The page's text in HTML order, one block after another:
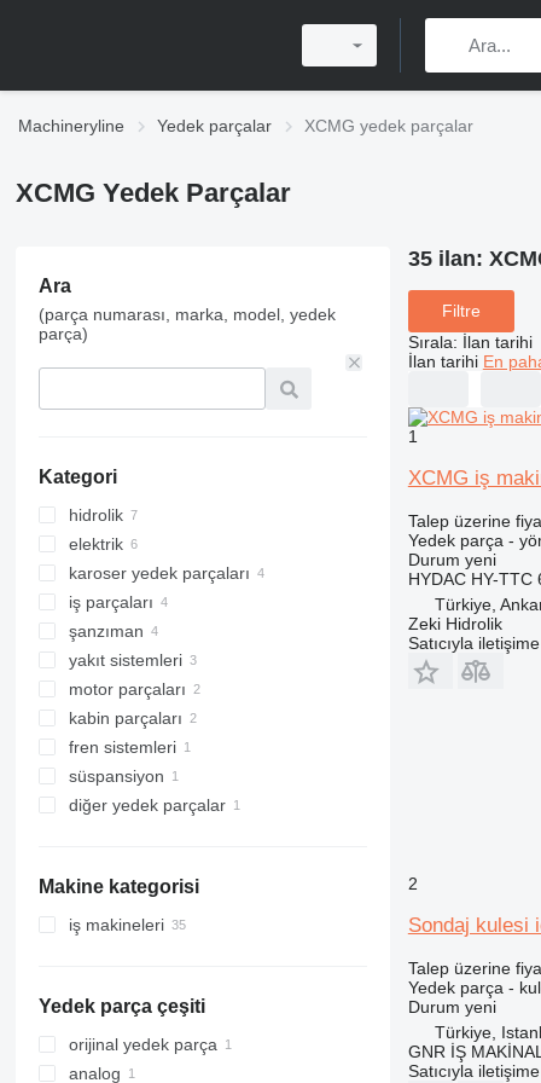
Machineryline Yedek parçalar XCMG yedek parçalar
XCMG Yedek Parçalar
Ara
(parça numarası, marka, model, yedek
parça)
Kategori
hidrolik
hidrolik pompalar
joysticks kumandali
hidrolik dağıtıcılar
hidrolik filtreler
elektrik
yönetim blokları
monitörler
gösterge panelleri
süspansiyon uzaktan kumandaları
elektronik kartları
karoser yedek parçaları
bomlar
döner yataklar
kule dönüş motorları
iş parçaları
kepçe tırnakları
yıldız dişlileri
diğer çalışan parçalar
şanzıman
diferansiyeller
redüktörler
ön akslar
diğer şanzıman yedek parçaları
yakıt sistemleri
yakıt pompaları
yüksek basınçlı yakıt pompası
motor parçaları
motorlar
yağ filtreleri
kabin parçaları
dikiz aynalar
kaputlar
fren sistemleri
ayak fren valfleri
süspansiyon
balans milleri
diğer yedek parçalar
Makine kategorisi
iş makineleri
arazi vinçleri
mobil vinçler
sondaj makineleri
sondaj kuleleri
yol yapım makineleri
asfalt finişerleri
inşaat yükleyiciler
Yedek parça çeşiti
orijinal yedek parça
analog
35 ilan:
Filtre
Sırala: İlan tarihi
İlan tarihi En
1
XCMG iş
Talep üzerine
Yedek parça -
Durum yeni
HYDAC HY-
Türkiye,
Zeki Hidrolik
Satıcıyla
2
Sondaj kulesi
Talep üzerine
Yedek parça -
Durum yeni
Türkiye,
GNR İŞ
Satıcıyla